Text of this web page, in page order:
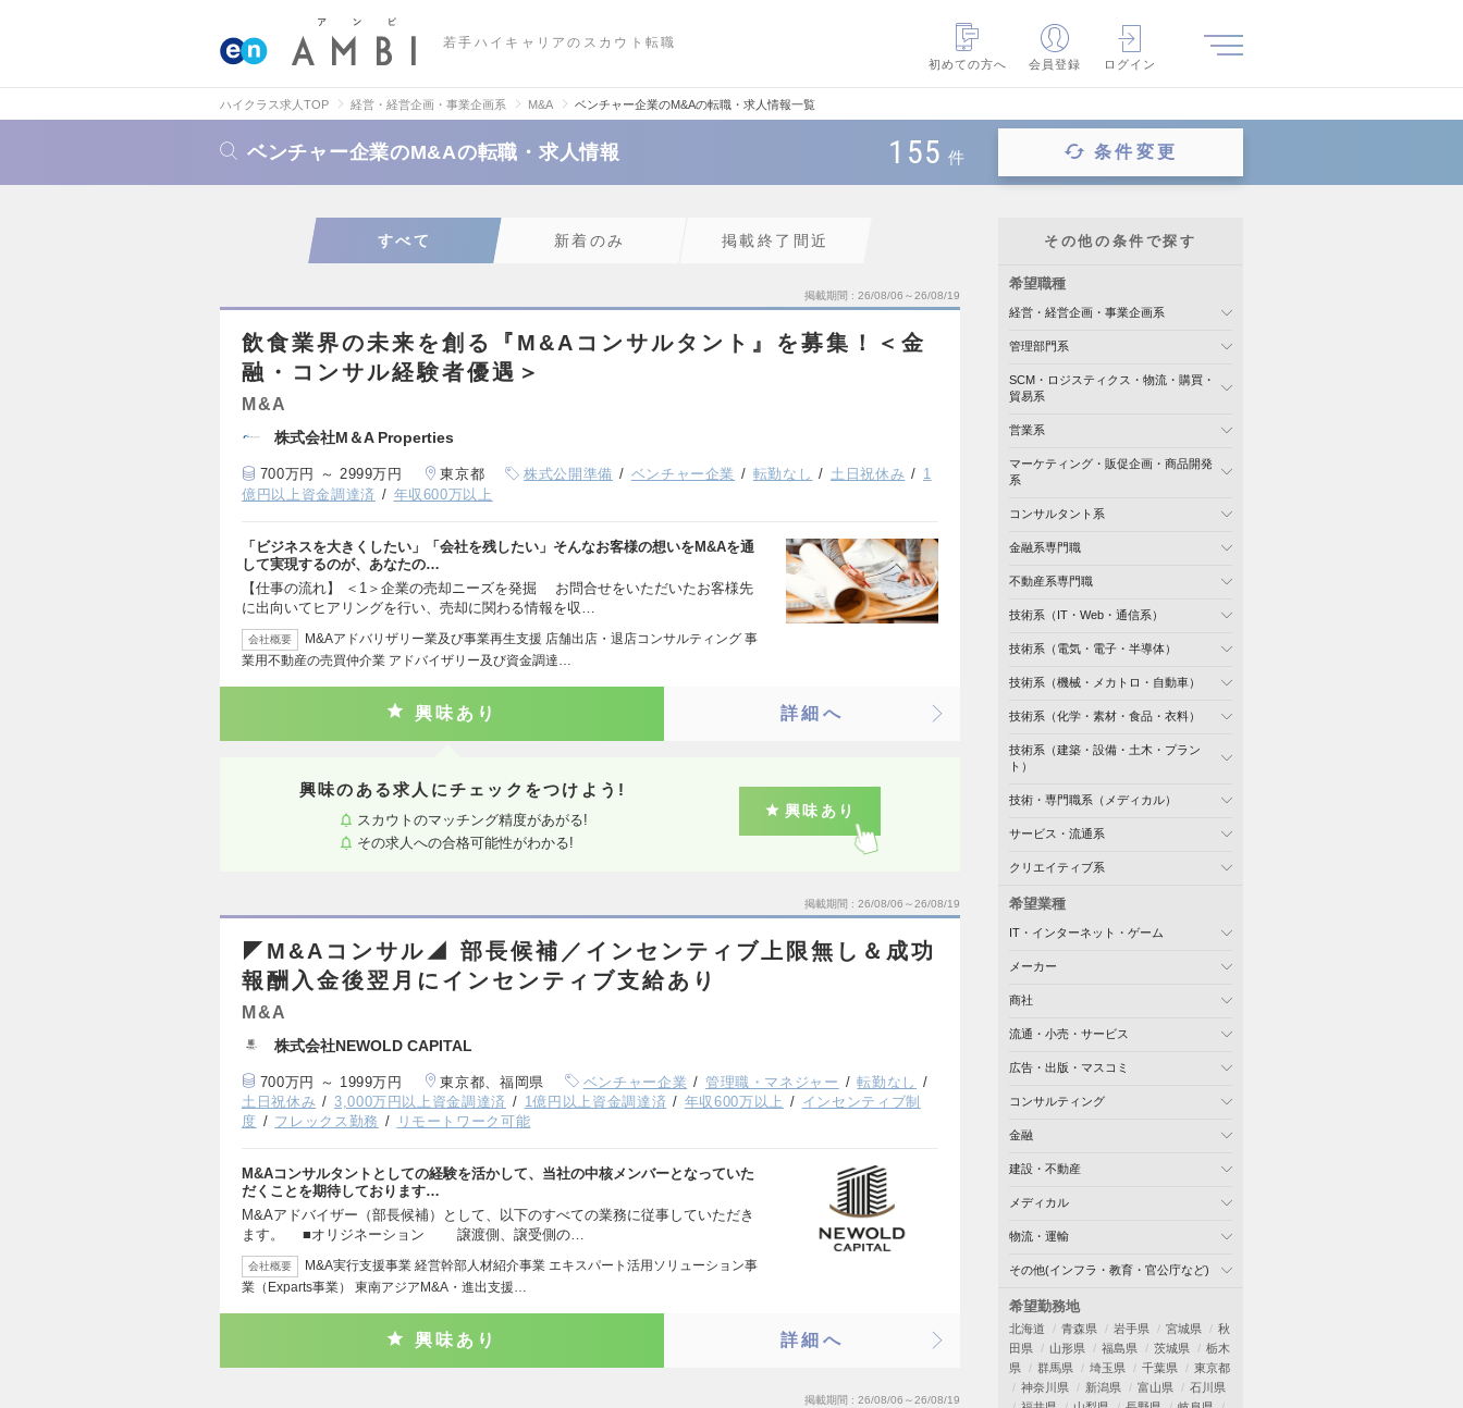
若手ハイキャリアのスカウト転職
初めての方へ
会員登録 ログイン
ハイクラス求人TOP 経営・経営企画・事業企画系 M&A ベンチャー企業のM&Aの転職・求人情報一覧
ベンチャー企業のM&Aの転職・求人情報 155 件 条件変更
すべて 新着のみ 掲載終了間近
掲載期間 26/08/06～26/08/19
飲食業界の未来を創る『M&Aコンサルタント』を募集！＜金
融・コンサル経験者優遇＞
M&A
株式会社M＆A Properties
700万円 ～ 2999万円 東京都 株式公開準備 ベンチャー企業 転勤なし 土日祝休み
1
億円以上資金調達済
年収600万以上
「ビジネスを大きくしたい」「会社を残したい」そんなお客様の想いをM&Aを通
して実現するのが、あなたの…
【仕事の流れ】 ＜1＞企業の売却ニーズを発掘 お問合せをいただいたお客様先
に出向いてヒアリングを行い、売却に関わる情報を収…
会社概要
M&Aアドバリザリー業及び事業再生支援 店舗出店・退店コンサルティング 事
業用不動産の売買仲介業 アドバイザリー及び資金調達…
興味あり 詳細へ
興味のある求人にチェックをつけよう!
スカウトのマッチング精度があがる!
その求人への合格可能性がわかる!
興味あり
掲載期間 26/08/06～26/08/19
◤M&Aコンサル◢ 部長候補／インセンティブ上限無し＆成功
報酬入金後翌月にインセンティブ支給あり
M&A
株式会社NEWOLD CAPITAL
700万円 ～ 1999万円 東京都、福岡県 ベンチャー企業 管理職・マネジャー
転勤なし
土日祝休み
3,000万円以上資金調達済 1億円以上資金調達済 年収600万以上
インセンティブ制
度
フレックス勤務 リモートワーク可能
M&Aコンサルタントとしての経験を活かして、当社の中核メンバーとなっていた
だくことを期待しております…
M&Aアドバイザー（部長候補）として、以下のすべての業務に従事していただき
ます。 ■オリジネーション 譲渡側、譲受側の…
会社概要
M&A実行支援事業 経営幹部人材紹介事業 エキスパート活用ソリューション事
業（Exparts事業） 東南アジアM&A・進出支援…
興味あり 詳細へ
掲載期間 26/08/06～26/08/19
その他の条件で探す
希望職種
経営・経営企画・事業企画系
管理部門系
SCM・ロジスティクス・物流・購買・
貿易系
営業系
マーケティング・販促企画・商品開発
系
コンサルタント系
金融系専門職
不動産系専門職
技術系（IT・Web・通信系）
技術系（電気・電子・半導体）
技術系（機械・メカトロ・自動車）
技術系（化学・素材・食品・衣料）
技術系（建築・設備・土木・プラン
ト）
技術・専門職系（メディカル）
サービス・流通系
クリエイティブ系
希望業種
IT・インターネット・ゲーム
メーカー
商社
流通・小売・サービス
広告・出版・マスコミ
コンサルティング
金融
建設・不動産
メディカル
物流・運輸
その他(インフラ・教育・官公庁など)
希望勤務地
北海道 青森県 岩手県 宮城県
秋
田県
山形県 福島県 茨城県
栃木
県
群馬県 埼玉県 千葉県
東京都
神奈川県
新潟県 富山県
石川県